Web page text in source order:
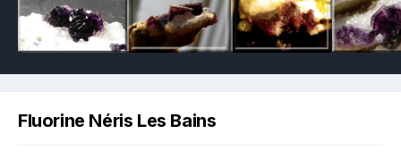
Fluorine Néris Les Bains